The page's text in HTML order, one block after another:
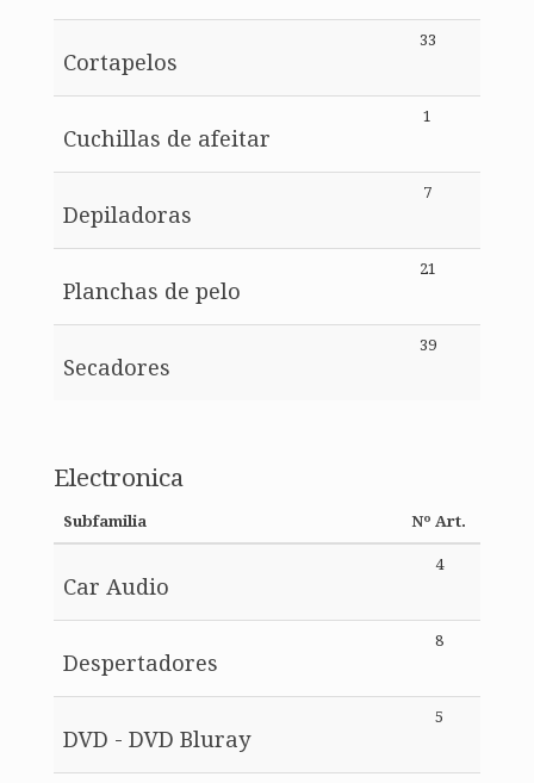
Cortapelos
33
Cuchillas de afeitar
1
Depiladoras
7
Planchas de pelo
21
Secadores
39
Electronica
Subfamilia Nº Art.
Car Audio
4
Despertadores
8
DVD - DVD Bluray
5